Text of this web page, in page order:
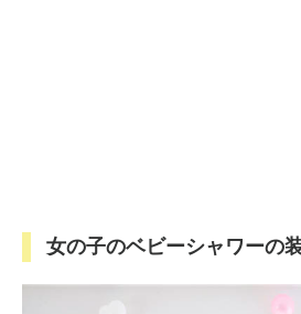
女の子のベビーシャワーの